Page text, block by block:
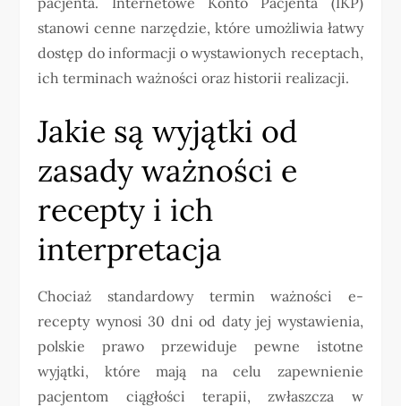
stanowi cenne narzędzie, które umożliwia łatwy
dostęp do informacji o wystawionych receptach,
ich terminach ważności oraz historii realizacji.
Jakie są wyjątki od
zasady ważności e
recepty i ich
interpretacja
Chociaż standardowy termin ważności e-
recepty wynosi 30 dni od daty jej wystawienia,
polskie prawo przewiduje pewne istotne
wyjątki, które mają na celu zapewnienie
pacjentom ciągłości terapii, zwłaszcza w